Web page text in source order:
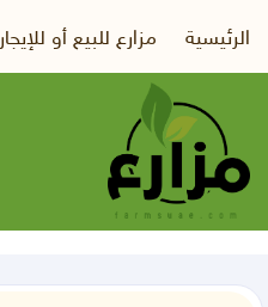
الرئيسية مزارع للبيع أو للإيجار